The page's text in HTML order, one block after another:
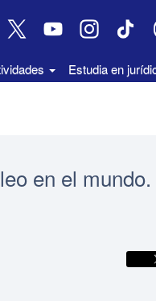
Estudia en
en el